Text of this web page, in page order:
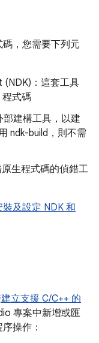
，您需要下列元
(NDK)：這套工具
程式碼
部建構工具，以建
ndk-build，則不需
生程式碼的偵錯工
裝及設定 NDK 和
建立支援 C/C++ 的
專案中新增或匯
操作：